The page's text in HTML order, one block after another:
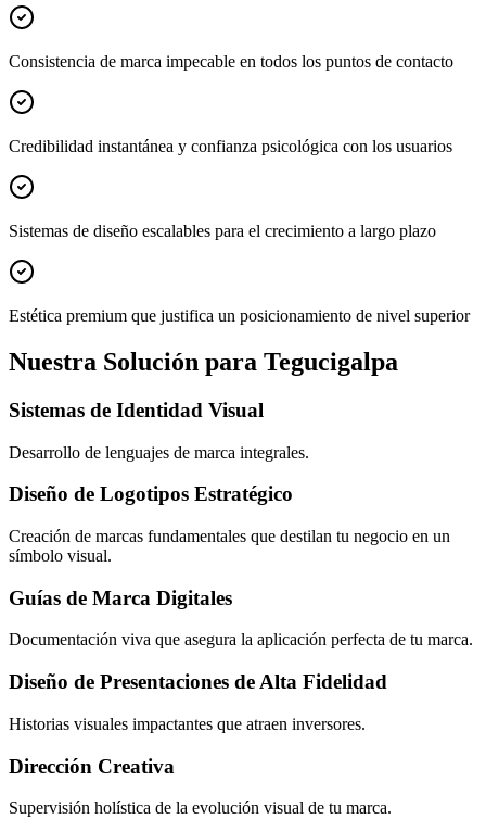
Consistencia de marca impecable en todos los puntos de contacto
Credibilidad instantánea y confianza psicológica con los usuarios
Sistemas de diseño escalables para el crecimiento a largo plazo
Estética premium que justifica un posicionamiento de nivel superior
Nuestra Solución para Tegucigalpa
Sistemas de Identidad Visual
Desarrollo de lenguajes de marca integrales.
Diseño de Logotipos Estratégico
Creación de marcas fundamentales que destilan tu negocio en un
símbolo visual.
Guías de Marca Digitales
Documentación viva que asegura la aplicación perfecta de tu marca.
Diseño de Presentaciones de Alta Fidelidad
Historias visuales impactantes que atraen inversores.
Dirección Creativa
Supervisión holística de la evolución visual de tu marca.